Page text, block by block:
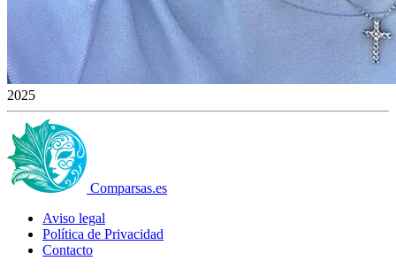
2025
Comparsas.es
Aviso legal
Política de Privacidad
Contacto